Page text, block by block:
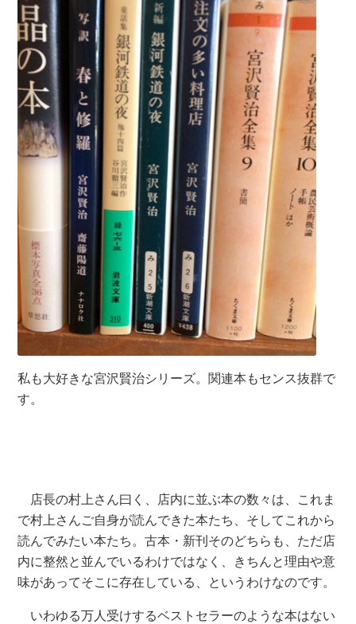
私も大好きな宮沢賢治シリーズ。関連本もセンス抜群で
す。
店長の村上さん曰く、店内に並ぶ本の数々は、これま
で村上さんご自身が読んできた本たち、そしてこれから
読んでみたい本たち。古本・新刊そのどちらも、ただ店
内に整然と並んでいるわけではなく、きちんと理由や意
味があってそこに存在している、というわけなのです。
いわゆる万人受けするベストセラーのような本はない